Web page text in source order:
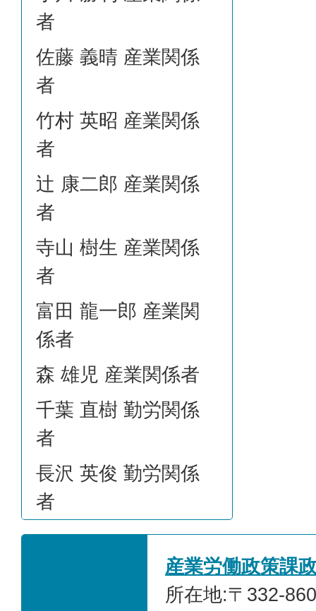
者
佐藤 義晴 産業関係
者
竹村 英昭 産業関係
者
辻 康二郎 産業関係
者
寺山 樹生 産業関係
者
富田 龍一郎 産業関
係者
森 雄児 産業関係者
千葉 直樹 勤労関係
者
長沢 英俊 勤労関係
者
産業労働政策課
所在地:〒332-